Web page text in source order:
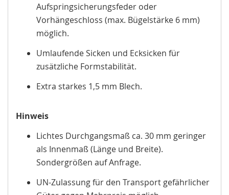
Aufspringsicherungsfeder oder
Vorhängeschloss (max. Bügelstärke 6 mm)
möglich.
Umlaufende Sicken und Ecksicken für
zusätzliche Formstabilität.
Extra starkes 1,5 mm Blech.
Hinweis
Lichtes Durchgangsmaß ca. 30 mm geringer
als Innenmaß (Länge und Breite).
Sondergrößen auf Anfrage.
UN-Zulassung für den Transport gefährlicher